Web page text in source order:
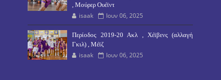
, Μούρερ Ουέϊντ
isaak Ιουν 06, 2025
Περίοδος 2019-20 Ακλ , Χέϊβενς (αλλαγή
Γκιλ) , Μέϊζ
isaak Ιουν 06, 2025